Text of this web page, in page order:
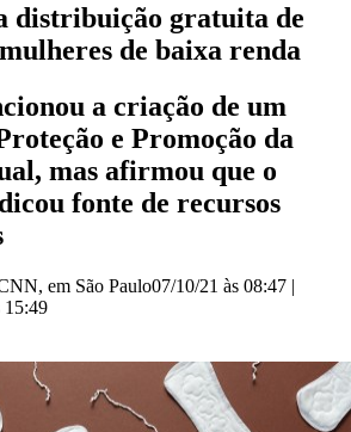
distribuição gratuita de
de baixa renda
a criação de um
e Promoção da
mas afirmou que o
fonte de recursos
, em São Paulo07/10/21 às 08:47 |
15:49